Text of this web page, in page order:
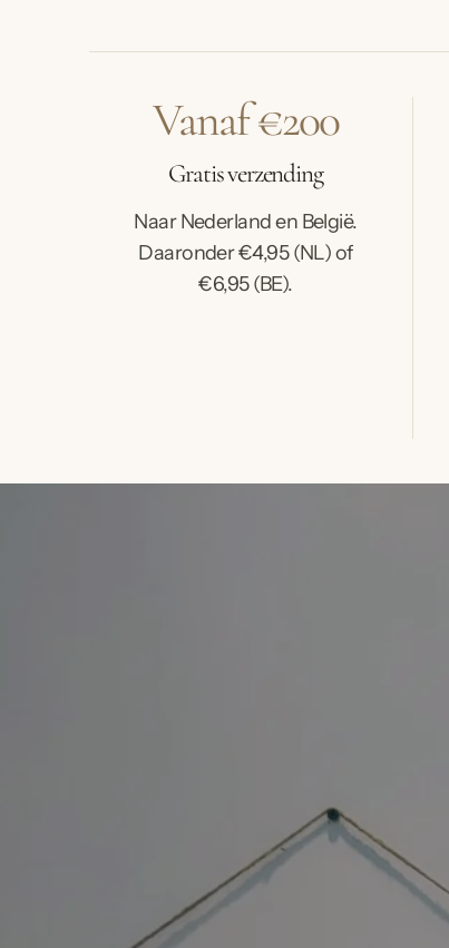
Vanaf €200
Gratis verzending
Naar Nederland en België.
Daaronder €4,95 (NL) of
€6,95 (BE).